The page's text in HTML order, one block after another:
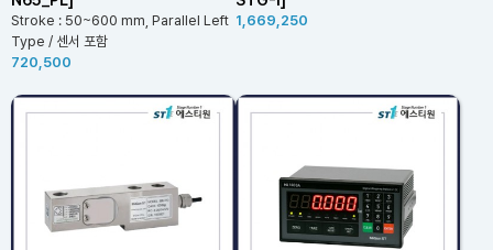
Stroke : 50~600 mm, Parallel Left
Type / 센서 포함
720,500
1,669,250